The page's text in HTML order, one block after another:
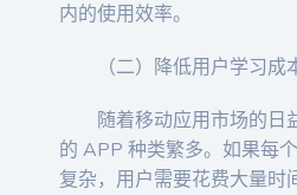
内的使用效率。
（二）降低用户学习成
随着移动应用市场的日
的 APP 种类繁多。如果每
复杂，用户需要花费大量时